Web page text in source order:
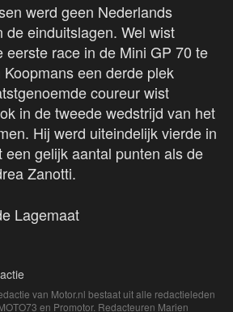
werd geen Nederlands
de einduitslagen. Wel wist
eerste race in de Mini GP 70 te
een derde plek
coureur wist
in de tweede wedstrijd van het
Hij werd uiteindelijk vierde in
een gelijk aantal punten als de
Zanotti.
Lagemaat
van Motor.nl bestaat uit alle redactieleden
en Promotor. Redacteuren Marien